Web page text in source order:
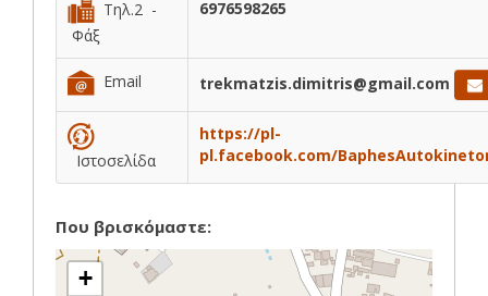
Τηλ.2 -
Φάξ
6976598265
Email trekmatzis.dimitris@gmail.com
Ιστοσελίδα
https://pl-
pl.facebook.com/
Που βρισκόμαστε:
+